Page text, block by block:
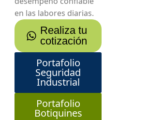
en las labores diarias.
Realiza tu
cotización
Portafolio
Seguridad
Industrial
Portafolio
Botiquines